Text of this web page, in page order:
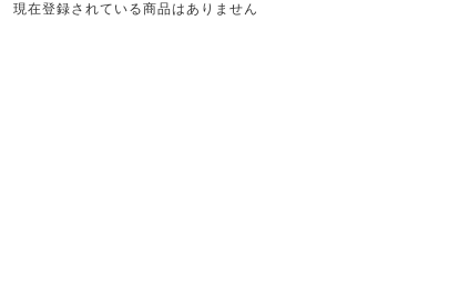
現在登録されている商品はありません